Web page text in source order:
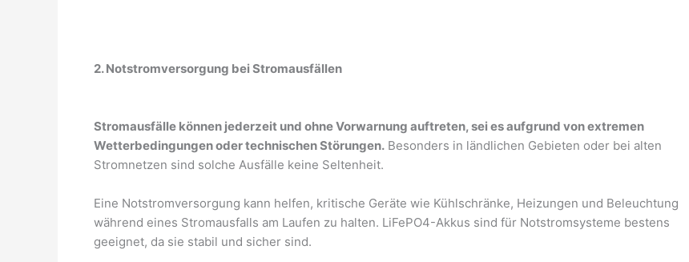
2. Notstromversorgung bei Stromausfällen
Stromausfälle können jederzeit und ohne Vorwarnung auftreten, sei es aufgrund von extremen
Wetterbedingungen oder technischen Störungen. Besonders in ländlichen Gebieten oder bei alten
Stromnetzen sind solche Ausfälle keine Seltenheit.
Eine Notstromversorgung kann helfen, kritische Geräte wie Kühlschränke, Heizungen und Beleuchtung
während eines Stromausfalls am Laufen zu halten. LiFePO4-Akkus sind für Notstromsysteme bestens
geeignet, da sie stabil und sicher sind.